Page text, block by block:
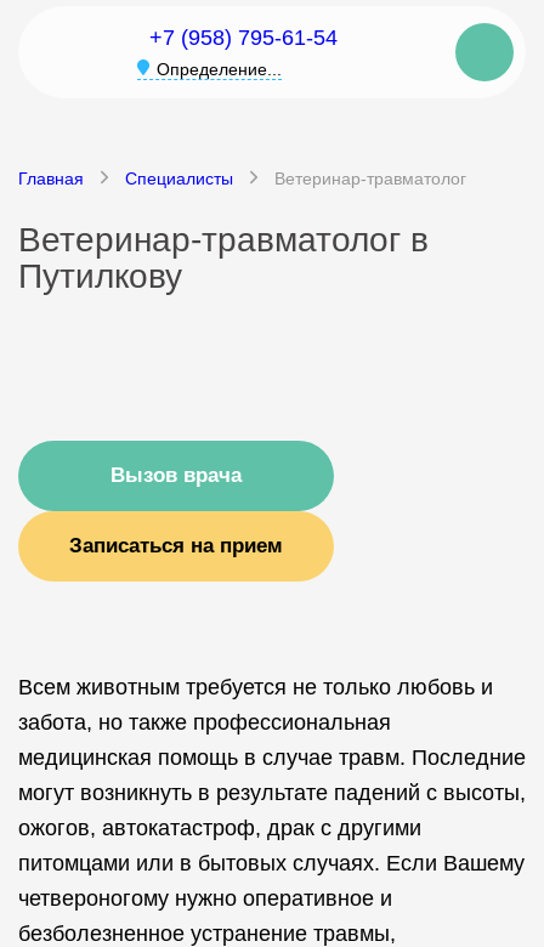
+7 (958) 795-61-54
Определение...
Главная Специалисты Ветеринар-травматолог
Ветеринар-травматолог в
Путилкову
Вызов врача
Записаться на прием
Всем животным требуется не только любовь и
забота, но также профессиональная
медицинская помощь в случае травм. Последние
могут возникнуть в результате падений с высоты,
ожогов, автокатастроф, драк с другими
питомцами или в бытовых случаях. Если Вашему
четвероногому нужно оперативное и
безболезненное устранение травмы,